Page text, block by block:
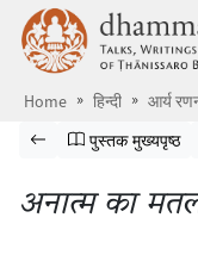
मूलपाठ पर जाएँ
Home हिन्दी आर्य
पुस्तक में झांकें
पिछला पृष्ठपुस्तक के मुख्यपृष्ठ
पुस्तक मुख्यपृष्ठ
अनात्म का